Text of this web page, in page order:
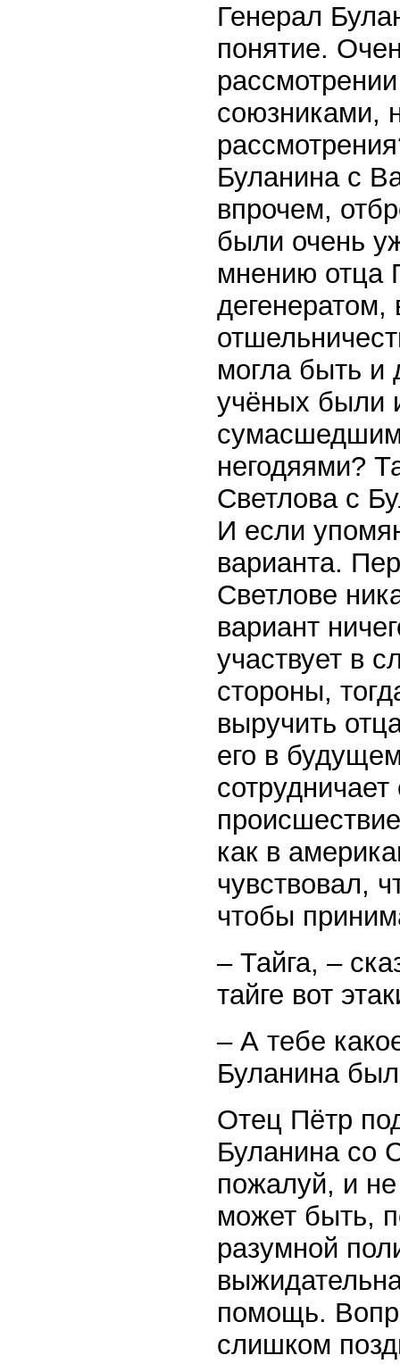
Генерал
понятие.
союзниками,
Буланина с
впрочем,
были очень
мнению отца
могла быть и
учёных были
негодяями?
Светлова с
И если
варианта.
Светлове
вариант
участвует в
стороны,
выручить
его в
как в
чувствовал,
чтобы
– Тайга, –
тайге вот
– А тебе
Буланина был
Отец Пётр
Буланина со
пожалуй, и
может быть,
разумной
помощь.
слишком